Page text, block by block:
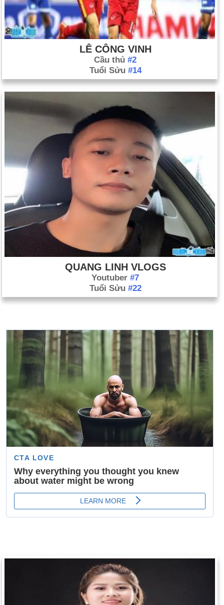
LÊ CÔNG VINH
Cầu thủ #2
Tuổi Sửu #14
QUANG LINH VLOGS
Youtuber #7
Tuổi Sửu #22